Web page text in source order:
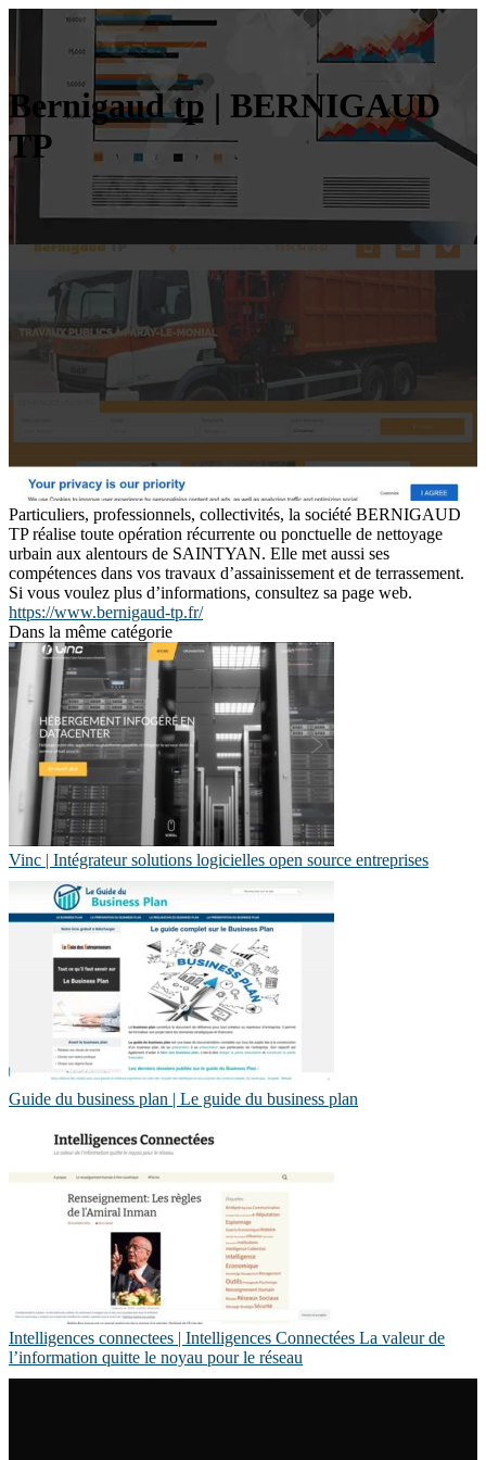
Bernigaud tp | BERNIGAUD
TP
Particuliers, professionnels, collectivités, la société BERNIGAUD
TP réalise toute opération récurrente ou ponctuelle de nettoyage
urbain aux alentours de SAINTYAN. Elle met aussi ses
compétences dans vos travaux d’assainissement et de terrassement.
Si vous voulez plus d’informations, consultez sa page web.
https://www.bernigaud-tp.fr/
Dans la même catégorie
Vinc | Intégrateur solutions logicielles open source entreprises
Guide du business plan | Le guide du business plan
In­telli­gen­ces connectees | In­telli­gen­ces Connectées La valeur de
l’information quitte le noyau pour le réseau